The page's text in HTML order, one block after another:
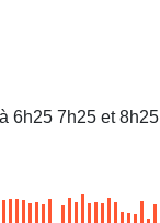
6h25 7h25 et 8h25